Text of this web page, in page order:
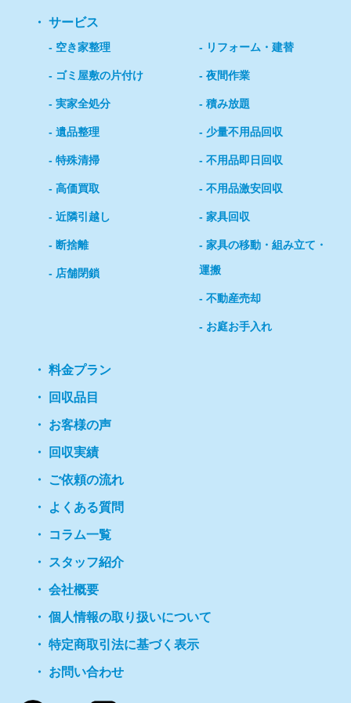
サービス
空き家整理
ゴミ屋敷の片付け
実家全処分
遺品整理
特殊清掃
高価買取
近隣引越し
断捨離
店舗閉鎖
リフォーム・建替
夜間作業
積み放題
少量不用品回収
不用品即日回収
不用品激安回収
家具回収
家具の移動・組み立て・
運搬
不動産売却
お庭お手入れ
料金プラン
回収品目
お客様の声
回収実績
ご依頼の流れ
よくある質問
コラム一覧
スタッフ紹介
会社概要
個人情報の取り扱いについて
特定商取引法に基づく表示
お問い合わせ